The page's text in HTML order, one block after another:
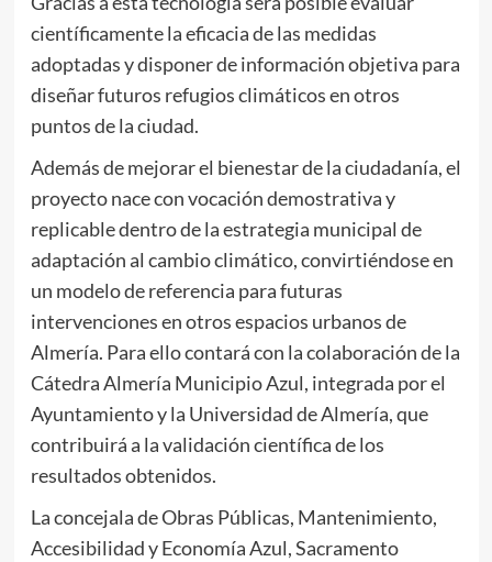
científicamente la eficacia de las medidas
adoptadas y disponer de información objetiva para
diseñar futuros refugios climáticos en otros
puntos de la ciudad.
Además de mejorar el bienestar de la ciudadanía, el
proyecto nace con vocación demostrativa y
replicable dentro de la estrategia municipal de
adaptación al cambio climático, convirtiéndose en
un modelo de referencia para futuras
intervenciones en otros espacios urbanos de
Almería. Para ello contará con la colaboración de la
Cátedra Almería Municipio Azul, integrada por el
Ayuntamiento y la Universidad de Almería, que
contribuirá a la validación científica de los
resultados obtenidos.
La concejala de Obras Públicas, Mantenimiento,
Accesibilidad y Economía Azul, Sacramento